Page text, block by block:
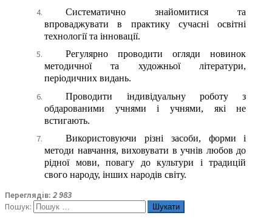
Систематично знайомитися та
впроваджувати в практику сучасні освітні
технології та інновації.
Регулярно проводити огляди новинок
методичної та художньої літератури,
періодичних видань.
Проводити індивідуальну роботу з
обдарованими учнями і учнями, які не
встигають.
Використовуючи різні засоби, форми і
методи навчання, виховувати в учнів любов до
рідної мови, повагу до культури і традицій
свого народу, інших народів світу.
Переглядів: 2 983
Пошук: